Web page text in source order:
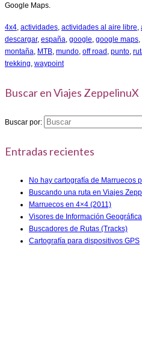
Google Maps.
4x4, actividades, actividades al aire libre,
descargar, españa, google, google maps,
montaña, MTB, mundo, off road, punto,
trekking, waypoint
Buscar en Viajes ZeppelinuX
Buscar por:
Entradas recientes
No hay cartografía de Marruecos
Buscando una ruta en Viajes
Marruecos en 4×4 (2011)
Visores de Información Geográfica
Buscadores de Rutas (Tracks)
Cartografía para dispositivos GPS